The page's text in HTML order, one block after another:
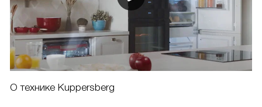
О технике Kuppersberg